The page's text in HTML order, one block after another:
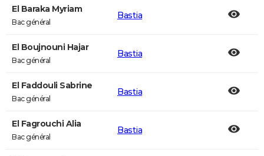
El Baraka Myriam
Bac général
Bastia
El Boujnouni Hajar
Bac général
Bastia
El Faddouli Sabrine
Bac général
Bastia
El Fagrouchi Alia
Bac général
Bastia